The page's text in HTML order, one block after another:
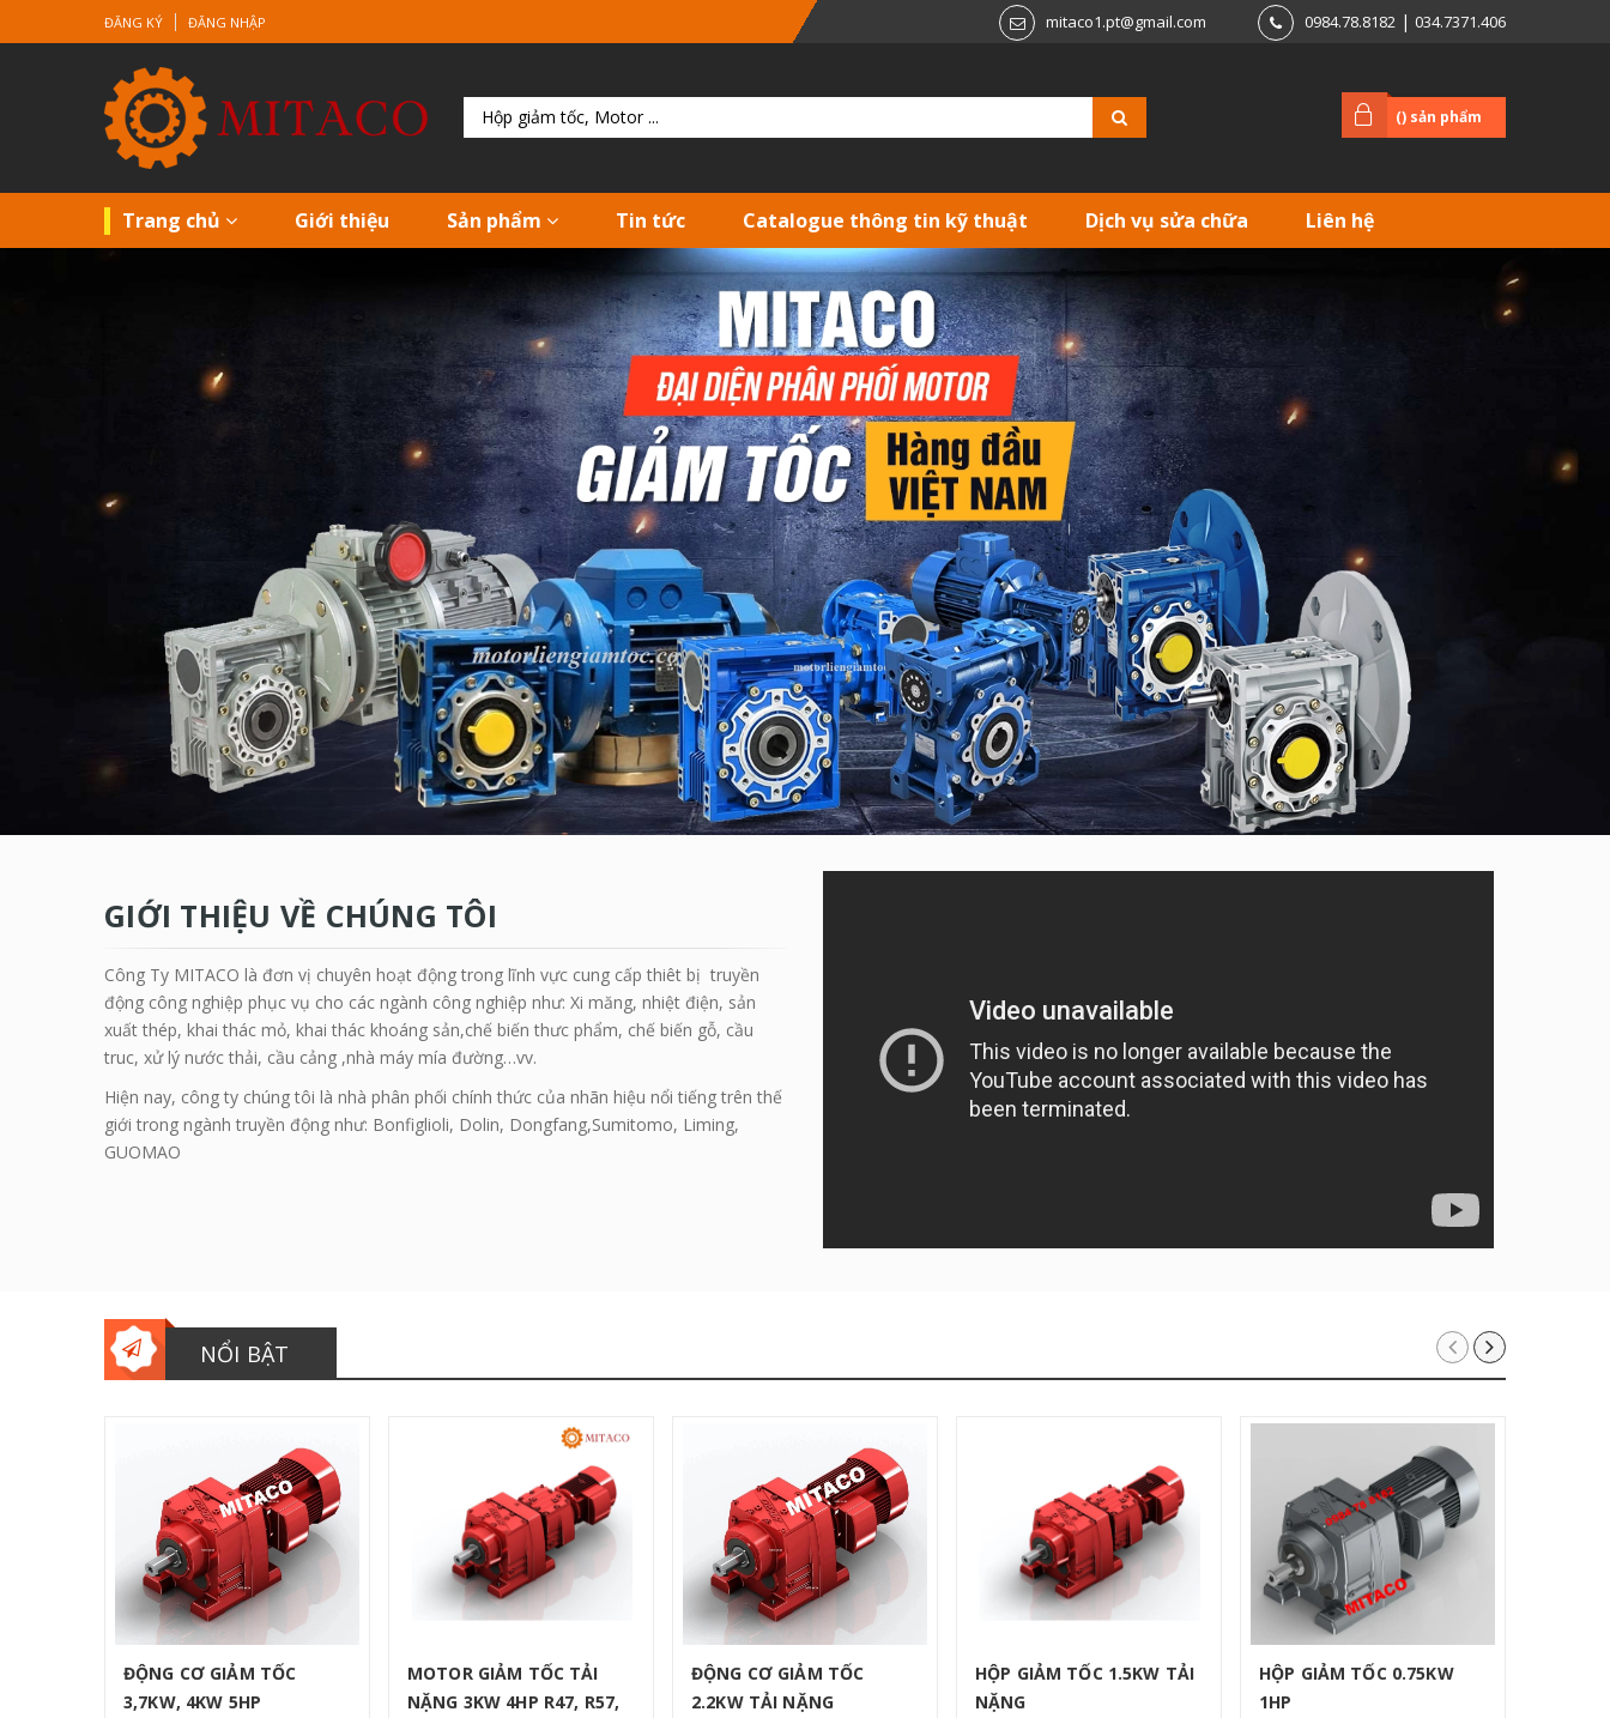
ĐĂNG KÝ ĐĂNG NHẬP mitaco1.pt@gmail.com 0984.78.8182 | 034.7371.406
() sản phẩm
Trang chủ Giới thiệu Sản phẩm Tin tức Catalogue thông tin kỹ thuật Dịch vụ sửa chữa Liên hệ
GIỚI THIỆU VỀ CHÚNG TÔI
Công Ty MITACO là đơn vị chuyên hoạt động trong lĩnh vực cung cấp thiêt bị truyền
động công nghiệp phục vụ cho các ngành công nghiệp như: Xi măng, nhiệt điện, sản
xuất thép, khai thác mỏ, khai thác khoáng sản,chế biến thưc phẩm, chế biến gỗ, cầu
truc, xử lý nước thải, cầu cảng ,nhà máy mía đường…vv.
Hiện nay, công ty chúng tôi là nhà phân phối chính thức của nhãn hiệu nổi tiếng trên thế
giới trong ngành truyền động như: Bonfiglioli, Dolin, Dongfang,Sumitomo, Liming,
GUOMAO
NỔI BẬT
ĐỘNG CƠ GIẢM TỐC
3,7KW, 4KW 5HP
MOTOR GIẢM TỐC TẢI
NẶNG 3KW 4HP R47, R57,
ĐỘNG CƠ GIẢM TỐC
2.2KW TẢI NẶNG
HỘP GIẢM TỐC 1.5KW TẢI
NẶNG
HỘP GIẢM TỐC 0.75KW
1HP